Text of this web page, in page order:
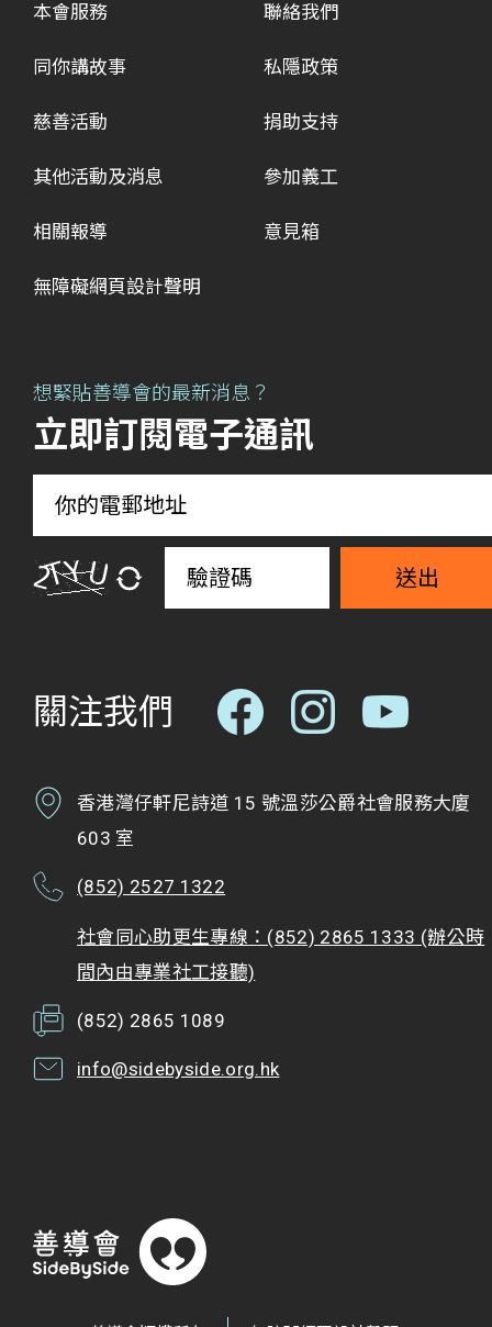
本會服務
同你講故事
慈善活動
其他活動及消息
相關報導
聯絡我們
私隱政策
捐助支持
參加義工
意見箱
無障礙網頁設計聲明
想緊貼善導會的最新消息？
立即訂閱電子通訊
送出
關注我們
香港灣仔軒尼詩道 15 號溫莎公爵社會服務大廈
603 室
(852) 2527 1322
社會同心助更生專線：(852) 2865 1333 (辦公時
間內由專業社工接聽)
(852) 2865 1089
info@sidebyside.org.hk